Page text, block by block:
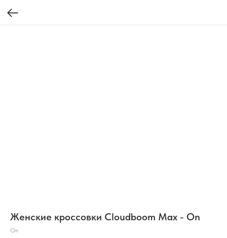
Женские кроссовки Cloudboom Max - On
On